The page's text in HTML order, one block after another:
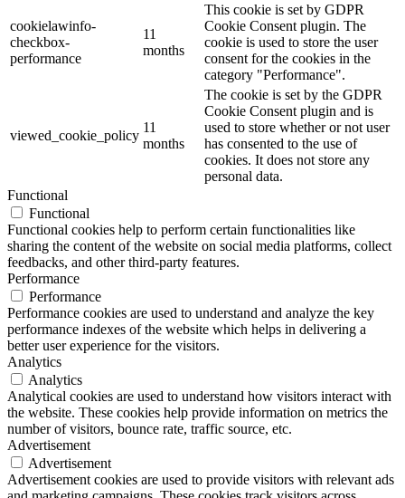
cookielawinfo-
checkbox-
performance
11
months
This cookie is set by GDPR
Cookie Consent plugin. The
cookie is used to store the user
consent for the cookies in the
category "Performance".
viewed_cookie_policy
11
months
The cookie is set by the GDPR
Cookie Consent plugin and is
used to store whether or not user
has consented to the use of
cookies. It does not store any
personal data.
Functional
Functional
Functional cookies help to perform certain functionalities like
sharing the content of the website on social media platforms, collect
feedbacks, and other third-party features.
Performance
Performance
Performance cookies are used to understand and analyze the key
performance indexes of the website which helps in delivering a
better user experience for the visitors.
Analytics
Analytics
Analytical cookies are used to understand how visitors interact with
the website. These cookies help provide information on metrics the
number of visitors, bounce rate, traffic source, etc.
Advertisement
Advertisement
Advertisement cookies are used to provide visitors with relevant ads